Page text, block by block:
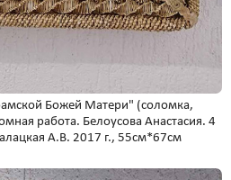
Божей Матери" (соломка,
работа. Белоусова Анастасия. 4
А.В. 2017 г., 55см*67см